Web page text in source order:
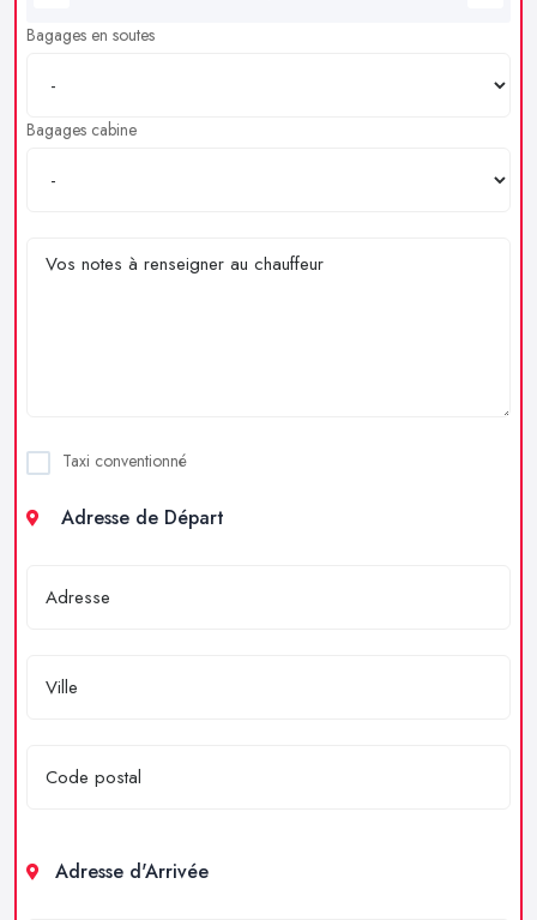
Bagages en soutes
Bagages cabine
Taxi conventionné
Adresse de Départ
Adresse d'Arrivée